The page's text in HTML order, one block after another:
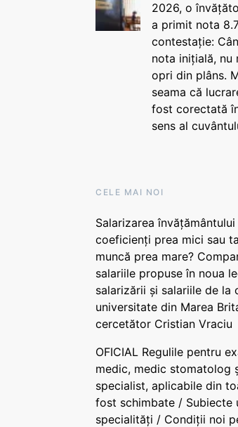
2026, o
a primit nota
contestație:
nota inițială, nu
opri din plâns.
seama că
fost corectată
sens al
CELE MAI NOI
Salarizarea
coeficienți prea mici sau
muncă prea mare?
salariile propuse în noua
salarizării și salariile de la
universitate din Marea
cercetător Cristian Vraciu
OFICIAL Regulile pentru
medic, medic stomatolog
specialist, aplicabile din
fost schimbate / Subiecte
specialități / Condiții noi